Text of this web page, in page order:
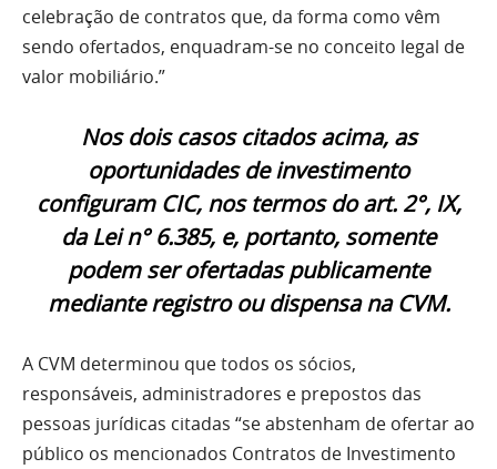
celebração de contratos que, da forma como vêm
sendo ofertados, enquadram-se no conceito legal de
valor mobiliário.”
Nos dois casos citados acima, as
oportunidades de investimento
configuram CIC, nos termos do art. 2°, IX,
da Lei n° 6.385, e, portanto, somente
podem ser ofertadas publicamente
mediante registro ou dispensa na CVM.
A CVM determinou que todos os sócios,
responsáveis, administradores e prepostos das
pessoas jurídicas citadas “se abstenham de ofertar ao
público os mencionados Contratos de Investimento